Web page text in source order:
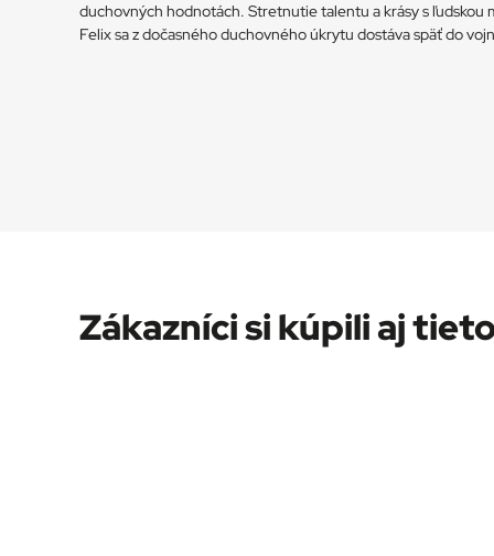
duchovných hodnotách. Stretnutie talentu a krásy s ľudskou
Felix sa z dočasného duchovného úkrytu dostáva späť do
Zákazníci si kúpili aj